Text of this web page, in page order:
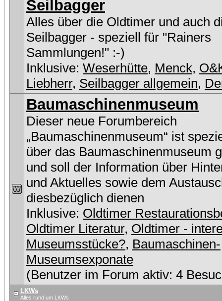
Seilbagger
Alles über die Oldtimer und auch
Seilbagger - speziell für "Rainers
Sammlungen!" :-)
Inklusive: Weserhütte, Menck,
Liebherr, Seilbagger allgemein,
Baumaschinenmuseum
Dieser neue Forumbereich
„Baumaschinenmuseum“ ist
über das Baumaschinenmuseum
und soll der Information über
und Aktuelles sowie dem
diesbezüglich dienen
Inklusive: Oldtimer
Oldtimer Literatur, Oldtimer -
Museumsstücke?, Baumaschinen-
Museumsexponate
(Benutzer im Forum aktiv: 4
LKWs
Alles rund um LKWs